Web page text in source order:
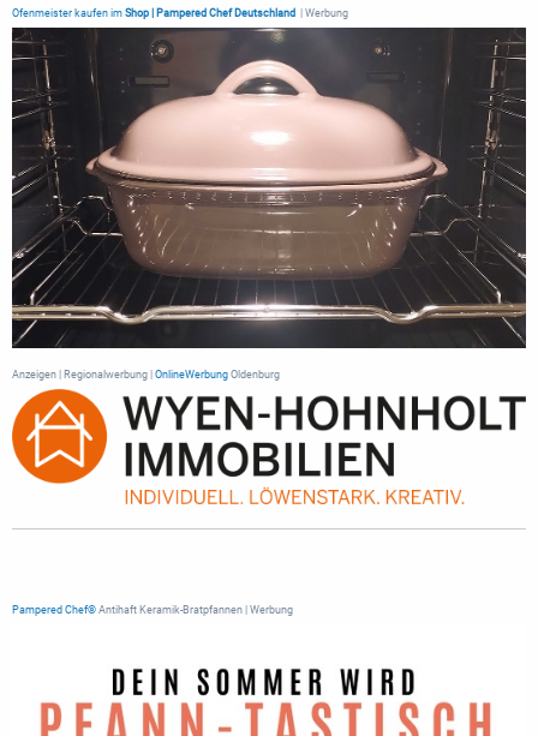
Ofenmeister kaufen im Shop | Pampered Chef Deutschland | Werbung
Anzeigen | Regionalwerbung | OnlineWerbung Oldenburg
Pampered Chef® Antihaft Keramik-Bratpfannen | Werbung